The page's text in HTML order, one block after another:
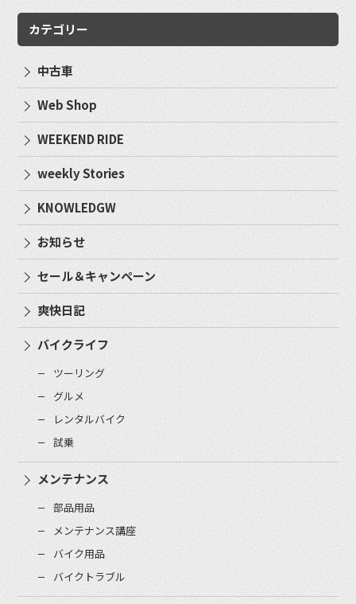
カテゴリー
中古車
Web Shop
WEEKEND RIDE
weekly Stories
KNOWLEDGW
お知らせ
セール＆キャンペーン
爽快日記
バイクライフ
ツーリング
グルメ
レンタルバイク
試乗
メンテナンス
部品用品
メンテナンス講座
バイク用品
バイクトラブル